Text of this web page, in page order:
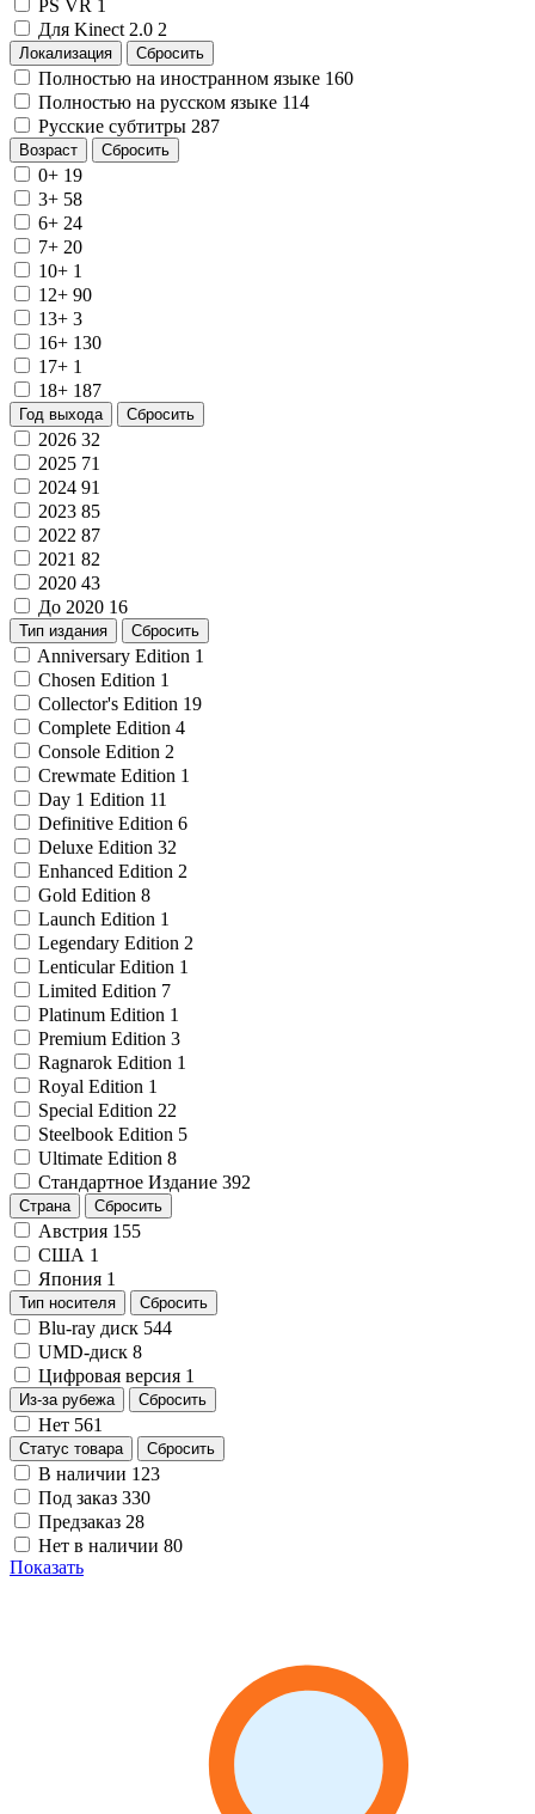
PS VR 1
Для Kinect 2.0 2
Локализация Сбросить
Полностью на иностранном языке 160
Полностью на русском языке 114
Русские субтитры 287
Возраст Сбросить
0+ 19
3+ 58
6+ 24
7+ 20
10+ 1
12+ 90
13+ 3
16+ 130
17+ 1
18+ 187
Год выхода Сбросить
2026 32
2025 71
2024 91
2023 85
2022 87
2021 82
2020 43
До 2020 16
Тип издания Сбросить
Anniversary Edition 1
Chosen Edition 1
Collector's Edition 19
Complete Edition 4
Console Edition 2
Crewmate Edition 1
Day 1 Edition 11
Definitive Edition 6
Deluxe Edition 32
Enhanced Edition 2
Gold Edition 8
Launch Edition 1
Legendary Edition 2
Lenticular Edition 1
Limited Edition 7
Platinum Edition 1
Premium Edition 3
Ragnarok Edition 1
Royal Edition 1
Special Edition 22
Steelbook Edition 5
Ultimate Edition 8
Стандартное Издание 392
Страна Сбросить
Австрия 155
США 1
Япония 1
Тип носителя Сбросить
Blu-ray диск 544
UMD-диск 8
Цифровая версия 1
Из-за рубежа Сбросить
Нет 561
Статус товара Сбросить
В наличии 123
Под заказ 330
Предзаказ 28
Нет в наличии 80
Показать